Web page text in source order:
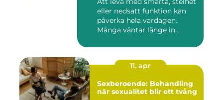
eller nedsatt funktion kan
påverka hela vardagen.
Många väntar länge in...
11. apr
Sexberoende: Behandling
när sexualitet blir ett tvång